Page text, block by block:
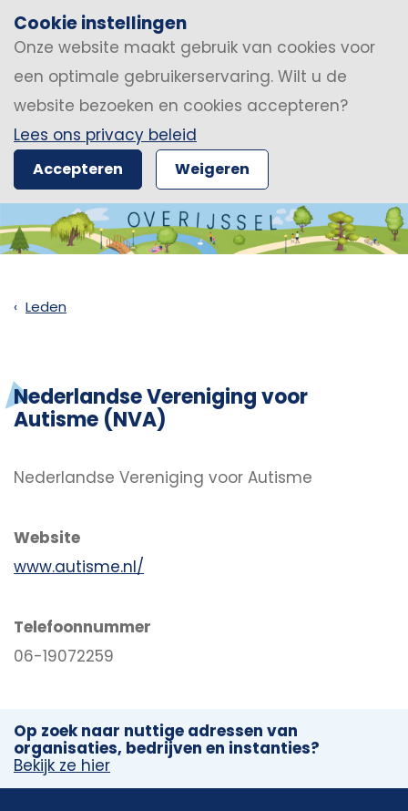
Cookie instellingen
Onze website maakt gebruik van cookies voor
een optimale gebruikerservaring. Wilt u de
website bezoeken en cookies accepteren?
Lees ons privacy beleid
Accepteren Weigeren
Leden
Nederlandse Vereniging voor
Autisme (NVA)
Nederlandse Vereniging voor Autisme
Website
www.autisme.nl/
Telefoonnummer
06-19072259
Op zoek naar nuttige adressen van
organisaties, bedrijven en instanties?
Bekijk ze hier